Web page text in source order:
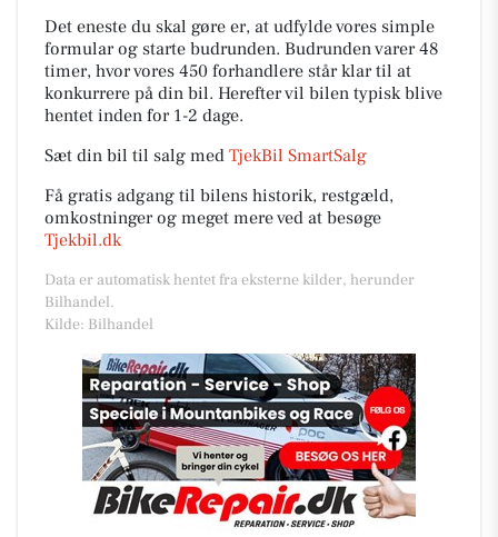
Det eneste du skal gøre er, at udfylde vores simple
formular og starte budrunden. Budrunden varer 48
timer, hvor vores 450 forhandlere står klar til at
konkurrere på din bil. Herefter vil bilen typisk blive
hentet inden for 1-2 dage.
Sæt din bil til salg med TjekBil SmartSalg
Få gratis adgang til bilens historik, restgæld,
omkostninger og meget mere ved at besøge
Tjekbil.dk
Data er automatisk hentet fra eksterne kilder, herunder
Bilhandel.
Kilde: Bilhandel